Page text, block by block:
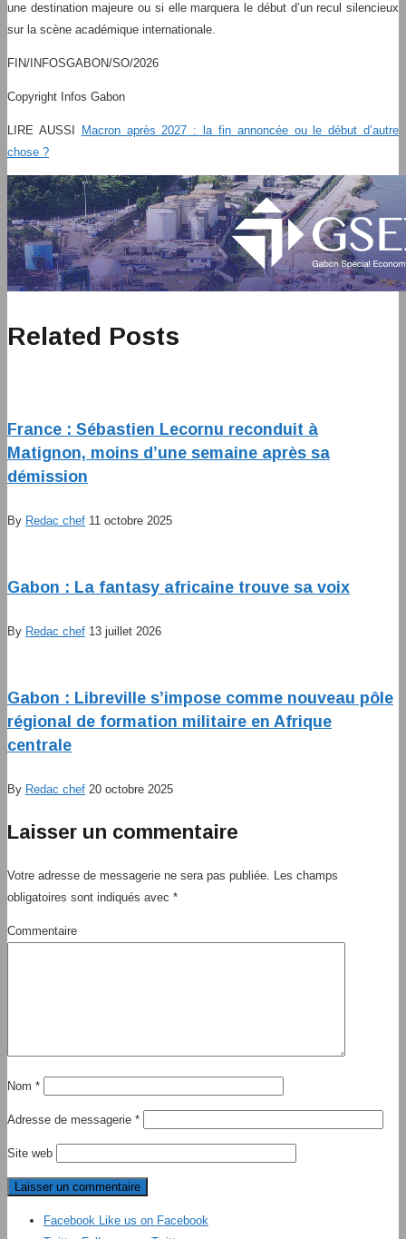
une destination majeure ou si elle marquera le début d’un recul silencieux
sur la scène académique internationale.
FIN/INFOSGABON/SO/2026
Copyright Infos Gabon
LIRE AUSSI
Macron après 2027 : la fin annoncée ou le début d’autre
chose ?
Related Posts
France : Sébastien Lecornu reconduit à
Matignon, moins d’une semaine après sa
démission
By Redac chef 11 octobre 2025
Gabon : La fantasy africaine trouve sa voix
By Redac chef 13 juillet 2026
Gabon : Libreville s’impose comme nouveau pôle
régional de formation militaire en Afrique
centrale
By Redac chef 20 octobre 2025
Laisser un commentaire
Votre adresse de messagerie ne sera pas publiée. Les champs
obligatoires sont indiqués avec *
Commentaire
Nom *
Adresse de messagerie *
Site web
Facebook Like us on Facebook